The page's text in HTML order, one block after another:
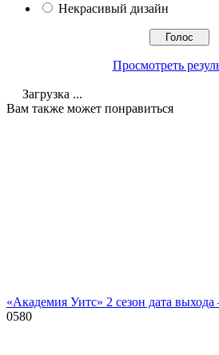
Некрасивый дизайн
Просмотреть
Загрузка ...
Вам также может понравиться
«Академия Уитс» 2 сезон дата выхода
0580